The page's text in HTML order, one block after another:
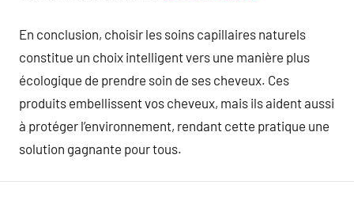
En conclusion, choisir les soins capillaires naturels
constitue un choix intelligent vers une manière plus
écologique de prendre soin de ses cheveux. Ces
produits embellissent vos cheveux, mais ils aident aussi
à protéger l’environnement, rendant cette pratique une
solution gagnante pour tous.